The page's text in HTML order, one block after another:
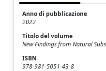
Anno di pubblicazione
2022
Titolo del volume
New Findings from Natural
ISBN
978-981-5051-43-8